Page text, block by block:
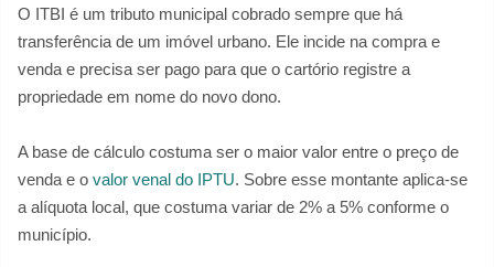
O ITBI é um tributo municipal cobrado sempre que há
transferência de um imóvel urbano. Ele incide na compra e
venda e precisa ser pago para que o cartório registre a
propriedade em nome do novo dono.
A base de cálculo costuma ser o maior valor entre o preço de
venda e o valor venal do IPTU. Sobre esse montante aplica-se
a alíquota local, que costuma variar de 2% a 5% conforme o
município.